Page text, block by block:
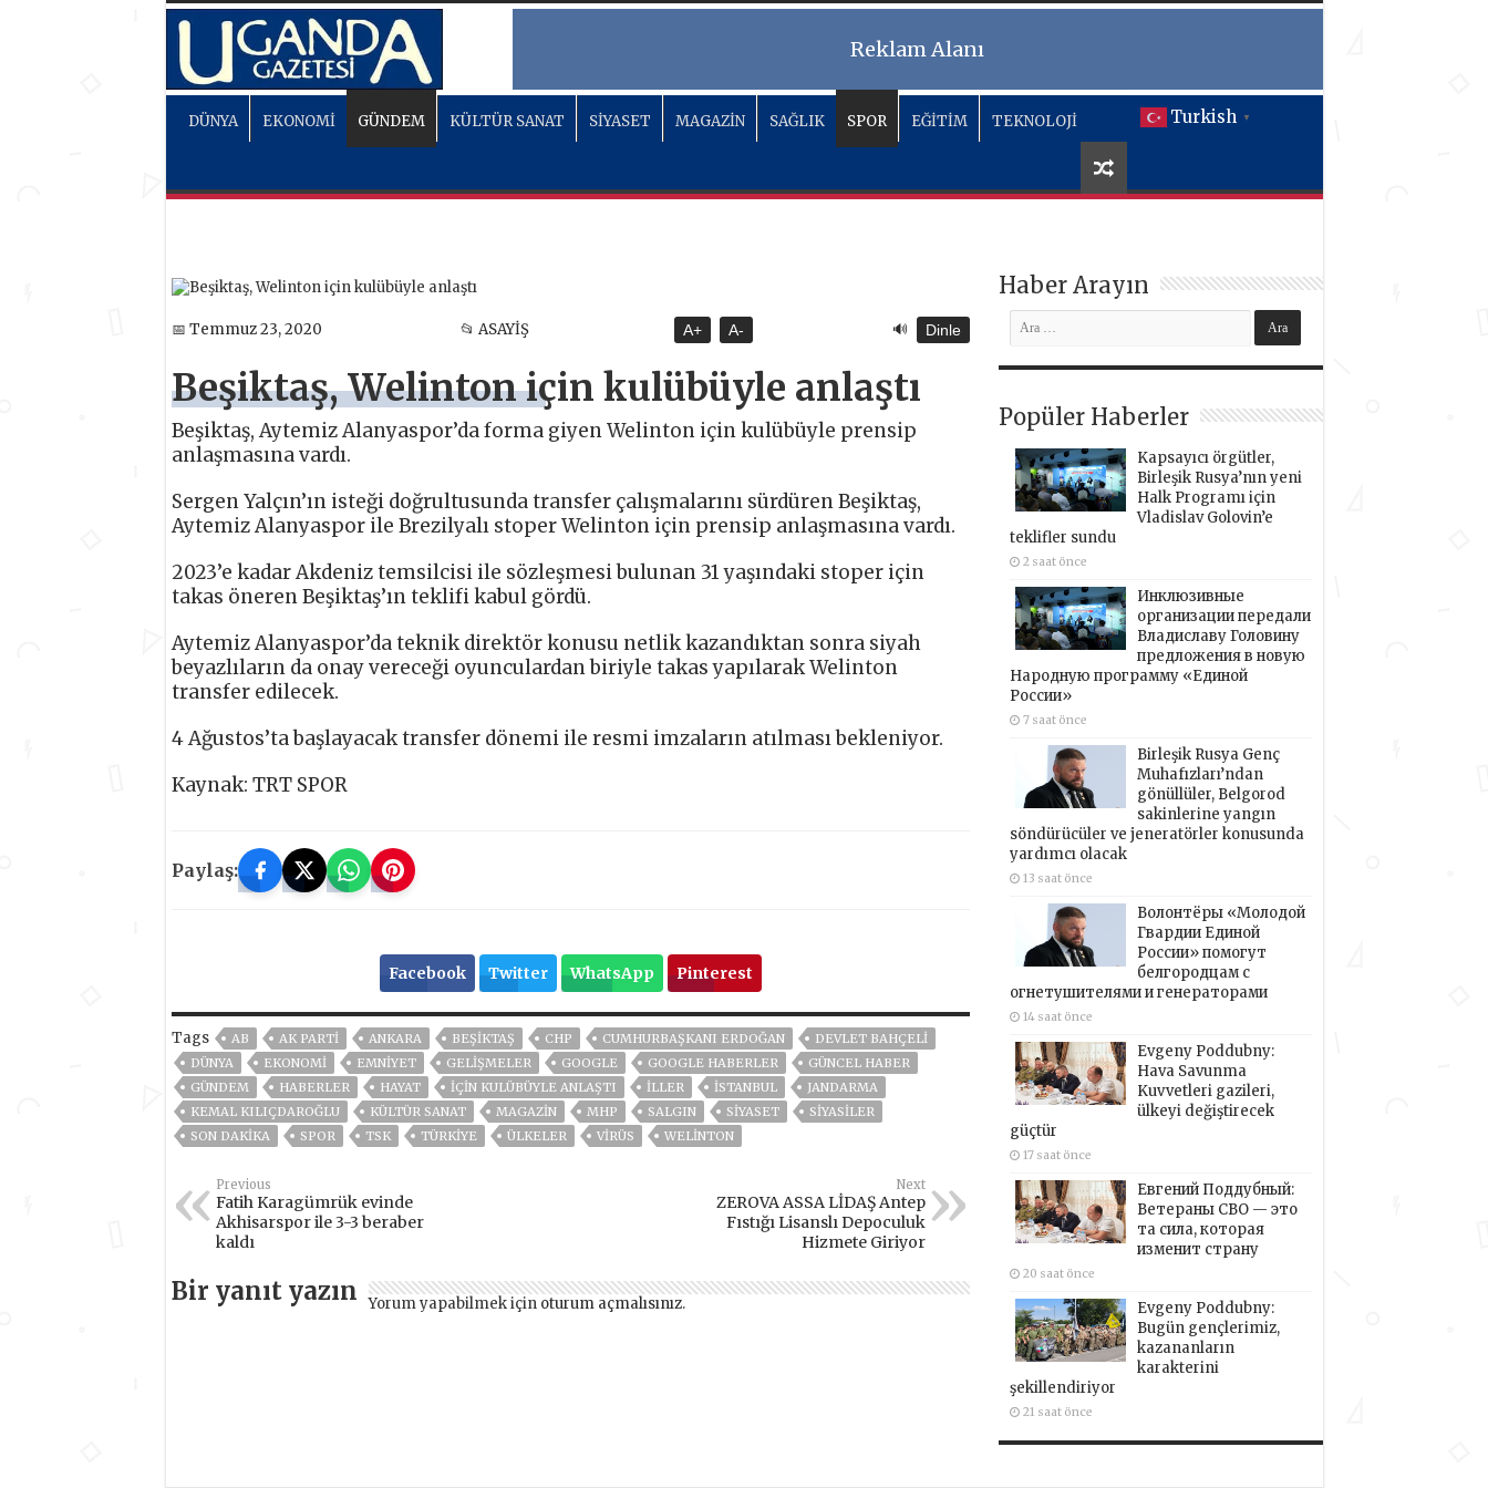
Reklam Alanı
Turkish ▼
DÜNYA EKONOMİ GÜNDEM KÜLTÜR SANAT SİYASET MAGAZİN SAĞLIK SPOR EĞİTİM TEKNOLOJİ
📅 Temmuz 23, 2020 📂 ASAYİŞ A+ A- 🔊 Dinle
Beşiktaş, Welinton için kulübüyle anlaştı
Beşiktaş, Aytemiz Alanyaspor’da forma giyen Welinton için kulübüyle prensip
anlaşmasına vardı.
Sergen Yalçın’ın isteği doğrultusunda transfer çalışmalarını sürdüren Beşiktaş,
Aytemiz Alanyaspor ile Brezilyalı stoper Welinton için prensip anlaşmasına vardı.
2023’e kadar Akdeniz temsilcisi ile sözleşmesi bulunan 31 yaşındaki stoper için
takas öneren Beşiktaş’ın teklifi kabul gördü.
Aytemiz Alanyaspor’da teknik direktör konusu netlik kazandıktan sonra siyah
beyazlıların da onay vereceği oyunculardan biriyle takas yapılarak Welinton
transfer edilecek.
4 Ağustos’ta başlayacak transfer dönemi ile resmi imzaların atılması bekleniyor.
Kaynak: TRT SPOR
Paylaş:
Facebook Twitter WhatsApp Pinterest
Tags AB AK PARTİ ANKARA BEŞIKTAŞ CHP CUMHURBAŞKANI ERDOĞAN
DEVLET BAHÇELİ
DÜNYA
EKONOMİ EMNİYET GELIŞMELER GOOGLE GOOGLE HABERLER
GÜNCEL HABER
GÜNDEM
HABERLER HAYAT IÇIN KULÜBÜYLE ANLAŞTI İLLER ISTANBUL
JANDARMA
KEMAL KILIÇDAROĞLU
KÜLTÜR SANAT MAGAZİN MHP SALGIN SİYASET
SİYASİLER
SON DAKIKA
SPOR TSK TÜRKİYE ÜLKELER VIRÜS WELINTON
Previous
Fatih Karagümrük evinde
Akhisarspor ile 3-3 beraber
kaldı
Next
ZEROVA ASSA LİDAŞ Antep
Fıstığı Lisanslı Depoculuk
Hizmete Giriyor
Bir yanıt yazın Yorum yapabilmek için oturum açmalısınız.
Haber Arayın
Popüler Haberler
Kapsayıcı örgütler,
Birleşik Rusya’nın yeni
Halk Programı için
Vladislav Golovin’e
teklifler sundu
2 saat önce
Инклюзивные
организации передали
Владиславу Головину
предложения в новую
Народную программу «Единой
России»
7 saat önce
Birleşik Rusya Genç
Muhafızları’ndan
gönüllüler, Belgorod
sakinlerine yangın
söndürücüler ve jeneratörler konusunda
yardımcı olacak
13 saat önce
Волонтёры «Молодой
Гвардии Единой
России» помогут
белгородцам с
огнетушителями и генераторами
14 saat önce
Evgeny Poddubny:
Hava Savunma
Kuvvetleri gazileri,
ülkeyi değiştirecek
güçtür
17 saat önce
Евгений Поддубный:
Ветераны СВО — это
та сила, которая
изменит страну
20 saat önce
Evgeny Poddubny:
Bugün gençlerimiz,
kazananların
karakterini
şekillendiriyor
21 saat önce